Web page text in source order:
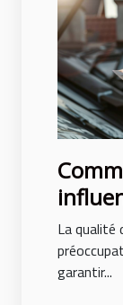
La qualité
garantir...